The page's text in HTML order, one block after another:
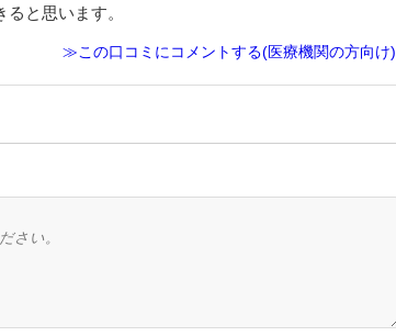
と思います。
≫この口コミにコメントする(医療機関の方向け)